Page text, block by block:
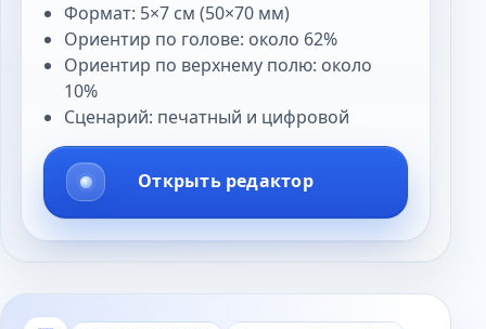
Формат: 5×7 см (50×70 мм)
Ориентир по голове: около 62%
Ориентир по верхнему полю: около
10%
Сценарий: печатный и цифровой
Открыть редактор